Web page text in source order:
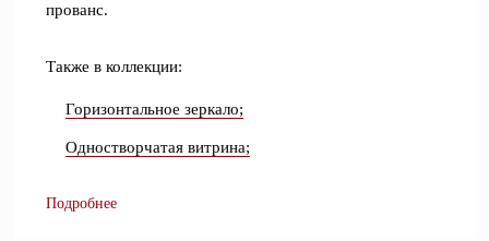
прованс.
Также в коллекции:
Горизонтальное зеркало;
Одностворчатая витрина;
Подробнее